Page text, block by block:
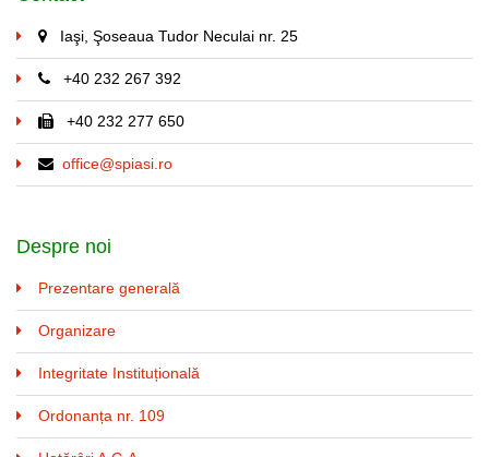
Iaşi, Şoseaua Tudor Neculai nr. 25
+40 232 267 392
+40 232 277 650
office@spiasi.ro
Despre noi
Prezentare generală
Organizare
Integritate Instituțională
Ordonanța nr. 109